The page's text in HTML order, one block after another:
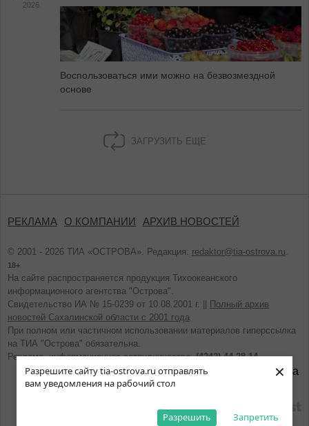
Разрешите сайту tia-ostrova.ru отправлять
вам уведомления на рабочий стол
Запретить
Разрешить
×
2026
Воспользоваться ими можно на безвозмездной
основе
ЗАГРУЗИТЬ ЕЩЕ
РЕКЛАМА О КОМПАНИИ АРХИВ НОВОСТЕЙ
© 2001 - 2026 ТИА «ОСТРОВА». Редакция: redaktor@tia-ostrova.ru.
18+
На сайте распространяется продукция Тихоокеанского
информационного агентства "Острова".
Свидетельство ИА № 15-0239 от 10.08.2001 г. ||
Полный архив
новостей Сахалинской области с 2001 года
При полном или частичном использовании материалов гиперссылка
на ТИА "Острова" обязательна.
Реклама, информационное сотрудничество:(4242) 44-28-14.
разработано